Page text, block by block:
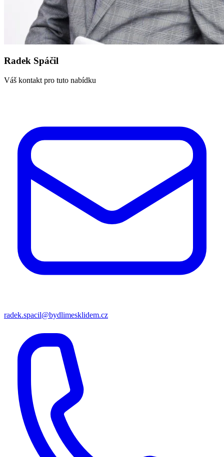
Radek Spáčil
Váš kontakt pro tuto nabídku
radek.spacil@bydlimesklidem.cz